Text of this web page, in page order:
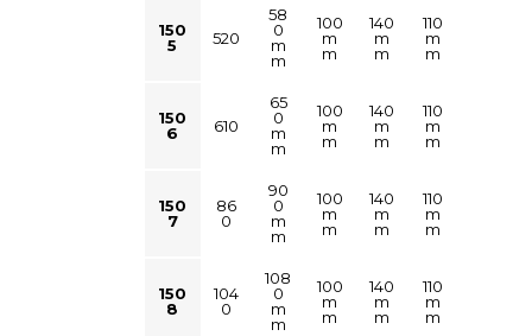
150
5
520
58
0
m
m
100
m
m
140
m
m
110
m
m
150
6
610
65
0
m
m
100
m
m
140
m
m
110
m
m
150
7
86
0
90
0
m
m
100
m
m
140
m
m
110
m
m
150
8
104
0
108
0
m
m
100
m
m
140
m
m
110
m
m